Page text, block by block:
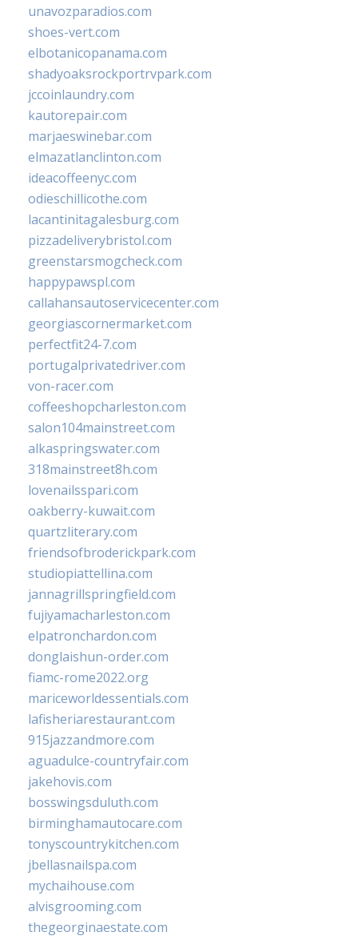
unavozparadios.com
shoes-vert.com
elbotanicopanama.com
shadyoaksrockportrvpark.com
jccoinlaundry.com
kautorepair.com
marjaeswinebar.com
elmazatlanclinton.com
ideacoffeenyc.com
odieschillicothe.com
lacantinitagalesburg.com
pizzadeliverybristol.com
greenstarsmogcheck.com
happypawspl.com
callahansautoservicecenter.com
georgiascornermarket.com
perfectfit24-7.com
portugalprivatedriver.com
von-racer.com
coffeeshopcharleston.com
salon104mainstreet.com
alkaspringswater.com
318mainstreet8h.com
lovenailsspari.com
oakberry-kuwait.com
quartzliterary.com
friendsofbroderickpark.com
studiopiattellina.com
jannagrillspringfield.com
fujiyamacharleston.com
elpatronchardon.com
donglaishun-order.com
fiamc-rome2022.org
mariceworldessentials.com
lafisheriarestaurant.com
915jazzandmore.com
aguadulce-countryfair.com
jakehovis.com
bosswingsduluth.com
birminghamautocare.com
tonyscountrykitchen.com
jbellasnailspa.com
mychaihouse.com
alvisgrooming.com
thegeorginaestate.com